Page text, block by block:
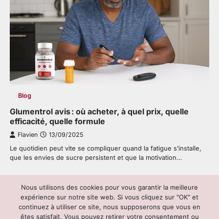
Blog
Glumentrol avis : où acheter, à quel prix, quelle
efficacité, quelle formule
Flavien 13/09/2025
Le quotidien peut vite se compliquer quand la fatigue s’installe,
que les envies de sucre persistent et que la motivation…
Copyright © 2026Cyclo 26 : votre expert en
véhicules et services associés| Link
News byAscendoor| Powered byWordPress.
Nous utilisons des cookies pour vous garantir la meilleure
expérience sur notre site web. Si vous cliquez sur "OK" et
continuez à utiliser ce site, nous supposerons que vous en
êtes satisfait. Vous pouvez retirer votre consentement ou